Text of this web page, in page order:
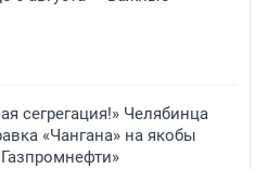
сегрегация!» Челябинца
«Чангана» на якобы